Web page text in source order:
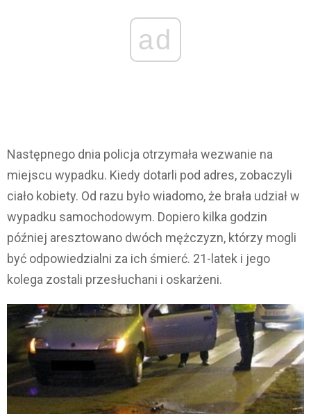
ad
Następnego dnia policja otrzymała wezwanie na
miejscu wypadku. Kiedy dotarli pod adres, zobaczyli
ciało kobiety. Od razu było wiadomo, że brała udział w
wypadku samochodowym. Dopiero kilka godzin
później aresztowano dwóch mężczyzn, którzy mogli
być odpowiedzialni za ich śmierć. 21-latek i jego
kolega zostali przesłuchani i oskarżeni.